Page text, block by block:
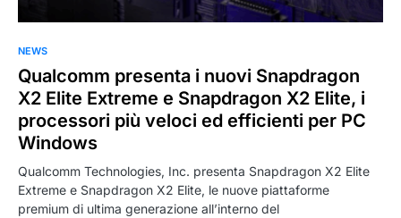
NEWS
Qualcomm presenta i nuovi Snapdragon
X2 Elite Extreme e Snapdragon X2 Elite, i
processori più veloci ed efficienti per PC
Windows
Qualcomm Technologies, Inc. presenta Snapdragon X2 Elite
Extreme e Snapdragon X2 Elite, le nuove piattaforme
premium di ultima generazione all’interno del